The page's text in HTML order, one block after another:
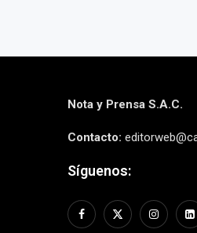
Nota y Prensa S.A.C.
Contacto:
Síguenos: